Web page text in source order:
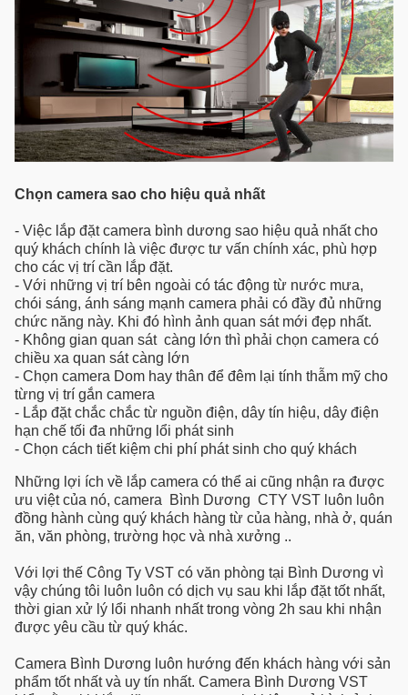
Chọn camera sao cho hiệu quả nhất
- Việc lắp đặt camera bình dương sao hiệu quả nhất cho
quý khách chính là việc được tư vấn chính xác, phù hợp
cho các vị trí cần lắp đặt.
- Với những vị trí bên ngoài có tác động từ nước mưa,
chói sáng, ánh sáng mạnh camera phải có đầy đủ những
chức năng này. Khi đó hình ảnh quan sát mới đẹp nhất.
- Không gian quan sát càng lớn thì phải chọn camera có
chiều xa quan sát càng lớn
- Chọn camera Dom hay thân để đêm lại tính thẫm mỹ cho
từng vị trí gắn camera
- Lắp đặt chắc chắc từ nguồn điện, dây tín hiệu, dây điện
hạn chế tối đa những lổi phát sinh
- Chọn cách tiết kiệm chi phí phát sinh cho quý khách
Những lợi ích về lắp camera có thể ai cũng nhận ra được
ưu việt của nó, camera Bình Dương CTY VST luôn luôn
đồng hành cùng quý khách hàng từ của hàng, nhà ở, quán
ăn, văn phòng, trường học và nhà xưởng ..
Với lợi thế Công Ty VST có văn phòng tại Bình Dương vì
vậy chúng tôi luôn luôn có dịch vụ sau khi lắp đặt tốt nhất,
thời gian xử lý lổi nhanh nhất trong vòng 2h sau khi nhận
được yêu cầu từ quý khác.
Camera Bình Dương luôn hướng đến khách hàng với sản
phẩm tốt nhất và uy tín nhất. Camera Bình Dương VST